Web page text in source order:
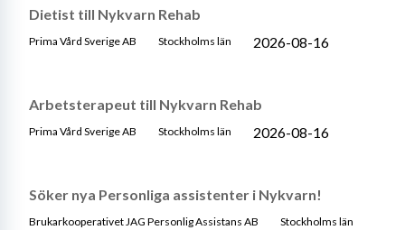
Dietist till Nykvarn Rehab
Prima Vård Sverige AB Stockholms län 2026-08-16
Arbetsterapeut till Nykvarn Rehab
Prima Vård Sverige AB Stockholms län 2026-08-16
Söker nya Personliga assistenter i Nykvarn!
Brukarkooperativet JAG Personlig Assistans AB Stockholms län